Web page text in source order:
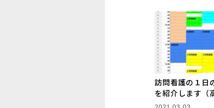
訪問看護の１日
を紹介します（